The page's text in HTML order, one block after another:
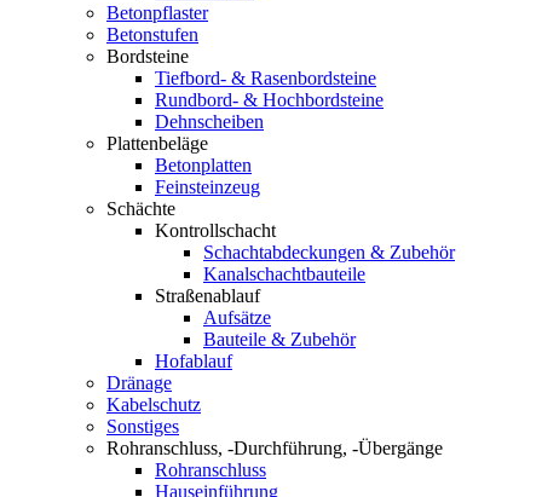
Betonpflaster
Betonstufen
Bordsteine
Tiefbord- & Rasenbordsteine
Rundbord- & Hochbordsteine
Dehnscheiben
Plattenbeläge
Betonplatten
Feinsteinzeug
Schächte
Kontrollschacht
Schachtabdeckungen & Zubehör
Kanalschachtbauteile
Straßenablauf
Aufsätze
Bauteile & Zubehör
Hofablauf
Dränage
Kabelschutz
Sonstiges
Rohranschluss, -Durchführung, -Übergänge
Rohranschluss
Hauseinführung